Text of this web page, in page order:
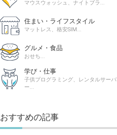
マウスウォッシュ、ナイトブラ...
住まい・ライフスタイル
マットレス、格安SIM...
グルメ・食品
おせち...
学び・仕事
子供プログラミング、レンタルサーバ
ー...
おすすめの記事